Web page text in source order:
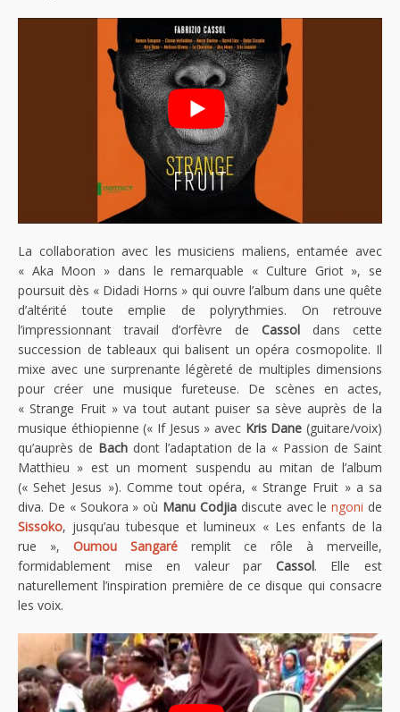
La collaboration avec les musiciens maliens, entamée avec
« Aka Moon » dans le remarquable « Culture Griot », se
poursuit dès « Didadi Horns » qui ouvre l’album dans une quête
d’altérité toute emplie de polyrythmies. On retrouve
l’impressionnant travail d’orfèvre de Cassol dans cette
succession de tableaux qui balisent un opéra cosmopolite. Il
mixe avec une surprenante légèreté de multiples dimensions
pour créer une musique fureteuse. De scènes en actes,
« Strange Fruit » va tout autant puiser sa sève auprès de la
musique éthiopienne (« If Jesus » avec Kris Dane (guitare/voix)
qu’auprès de Bachdont l’adaptation de la « Passion de Saint
Matthieu » est un moment suspendu au mitan de l’album
(« Sehet Jesus »). Comme tout opéra, « Strange Fruit » a sa
diva. De « Soukora » où Manu Codjiadiscute avec lengoni de
Sissoko, jusqu’au tubesque et lumineux « Les enfants de la
rue », Oumou Sangaréremplit ce rôle à merveille,
formidablement mise en valeur par Cassol. Elle est
naturellement l’inspiration première de ce disque qui consacre
les voix.